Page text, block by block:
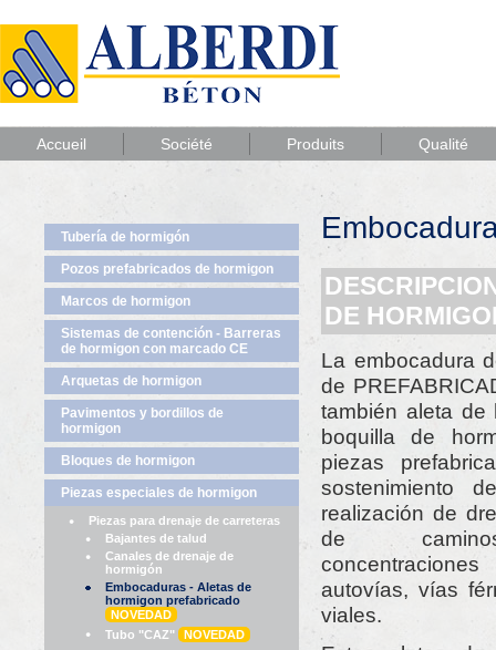
Accueil Société Produits Qualité
Tubería de hormigón
Pozos prefabricados de hormigon
Marcos de hormigon
Sistemas de contención - Barreras
de hormigon con marcado CE
Arquetas de hormigon
Pavimentos y bordillos de
hormigon
Bloques de hormigon
Piezas especiales de hormigon
Piezas para drenaje de carreteras
Bajantes de talud
Canales de drenaje de
hormigón
Embocaduras - Aletas de
hormigon prefabricado
NOVEDAD
Tubo "CAZ"
NOVEDAD
DE
La embocadura
de
también aleta de
boquilla de
piezas
sostenimiento
realización de
de
autovías, vías
viales.